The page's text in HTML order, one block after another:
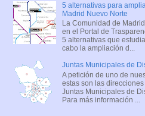
5 alternativas para
Madrid Nuevo Norte
La Comunidad de
en el Portal de
5 alternativas que
cabo la ampliación d...
Juntas Municipales de
A petición de uno de
estas son las direcciones
Juntas Municipales de
Para más información ...